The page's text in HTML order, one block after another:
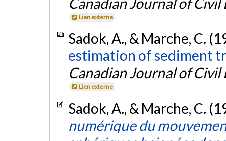
Lien externe
Sadok, A., & Marche, C.
estimation of sediment
Canadian Journal of Civil
Lien externe
Sadok, A., & Marche, C.
numérique du